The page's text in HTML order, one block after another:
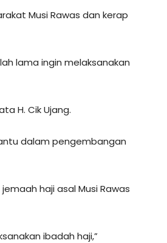
Musi Rawas dan kerap
lama ingin melaksanakan
H. Cik Ujang.
dalam pengembangan
haji asal Musi Rawas
ibadah haji,”